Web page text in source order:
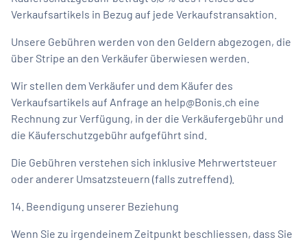
Verkaufsartikels in Bezug auf jede Verkaufstransaktion.
Unsere Gebühren werden von den Geldern abgezogen, die
über Stripe an den Verkäufer überwiesen werden.
Wir stellen dem Verkäufer und dem Käufer des
Verkaufsartikels auf Anfrage an help@Bonis.ch eine
Rechnung zur Verfügung, in der die Verkäufergebühr und
die Käuferschutzgebühr aufgeführt sind.
Die Gebühren verstehen sich inklusive Mehrwertsteuer
oder anderer Umsatzsteuern (falls zutreffend).
14. Beendigung unserer Beziehung
Wenn Sie zu irgendeinem Zeitpunkt beschliessen, dass Sie